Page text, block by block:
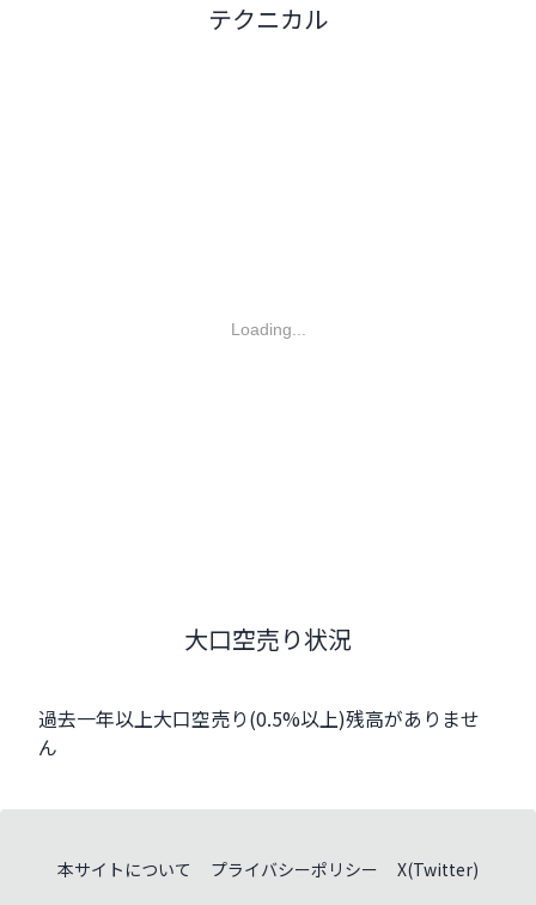
テクニカル
Loading...
大口空売り状況
過去一年以上大口空売り(0.5%以上)残高がありませ
ん
本サイトについて プライバシーポリシー X(Twitter)